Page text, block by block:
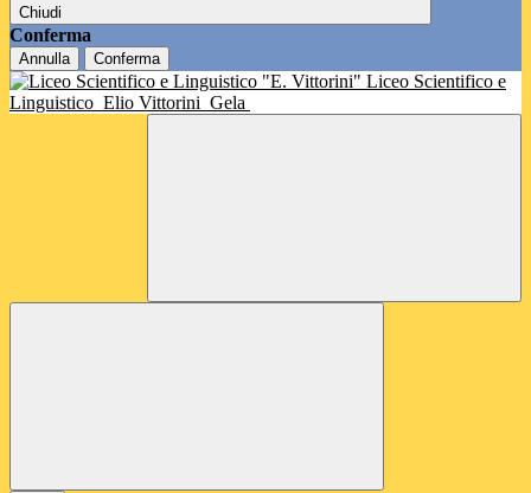
Chiudi
Conferma
Annulla Conferma
Liceo Scientifico e
Linguistico Elio Vittorini Gela